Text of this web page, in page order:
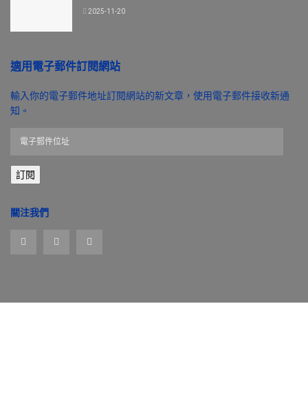
2025-11-20
適用電子郵件訂閱網站
輸入你的電子郵件地址訂閱網站的新文章，使用電子郵件接收新通
知。
郵
件
址
訂閱
關注我們